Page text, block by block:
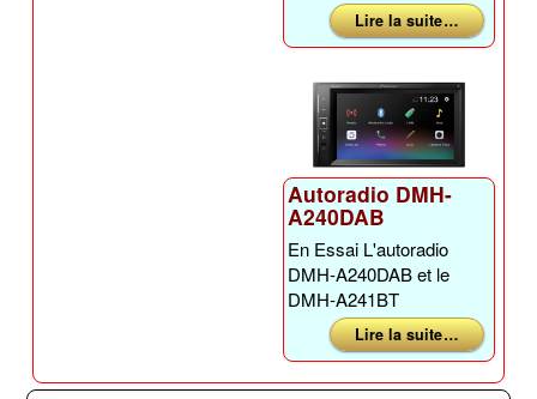
Lire la suite …
Autoradio DMH-
A240DAB
En Essai L'autoradio
DMH-A240DAB et le
DMH-A241BT
Lire la suite …